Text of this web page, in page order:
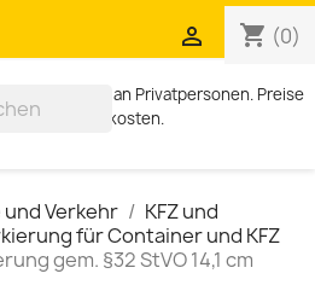
shopping_cart (0)

Kein Verkauf an Privatpersonen. Preise
und Versandkosten.
Verkehr
KFZ und
für Container und KFZ
gem. §32 StVO 14,1 cm